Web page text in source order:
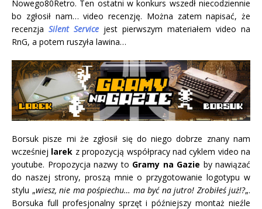
Nowego80Retro. Ten ostatni w konkurs wszedł niecodziennie
bo zgłosił nam… video recenzję. Można zatem napisać, że
recenzja Silent Service jest pierwszym materiałem video na
RnG, a potem ruszyła lawina…
Borsuk pisze mi że zgłosił się do niego dobrze znany nam
wcześniej larek z propozycją współpracy nad cyklem video na
youtube. Propozycja nazwy to Gramy na Gazie by nawiązać
do naszej strony, proszą mnie o przygotowanie logotypu w
stylu „wiesz, nie ma pośpiechu… ma być na jutro! Zrobiłeś już!?„.
Borsuka full profesjonalny sprzęt i późniejszy montaż nieźle